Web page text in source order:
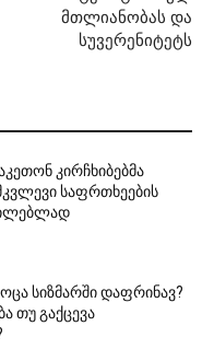
მთლიანობას და
სუვერენიტეტს
კირჩხიბებმა
საფრთხეების
სიზმარში დაფრინავ?
თუ გაქცევა